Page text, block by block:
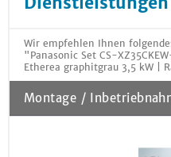
Wir empfehlen Ihnen
"Panasonic Set CS-
Etherea graphitgrau 3,5 kW |
Montage /